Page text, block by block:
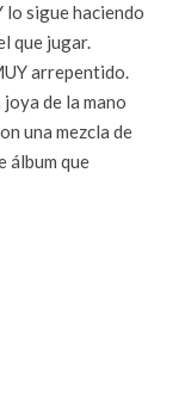
lo sigue haciendo
que jugar.
arrepentido.
de la mano
una mezcla de
álbum que